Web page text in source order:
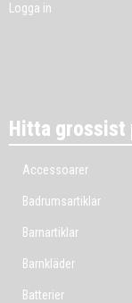
Logga in
Hitta grossist
Accessoarer
Badrumsartiklar
Barnartiklar
Barnkläder
Batterier